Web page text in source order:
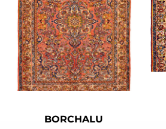
BORCHALU